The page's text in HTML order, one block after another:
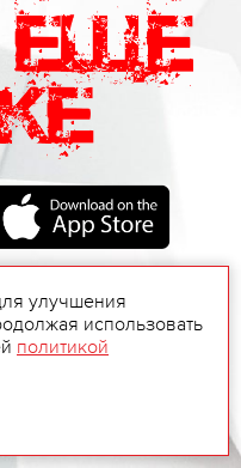
улучшения
использовать
политикой